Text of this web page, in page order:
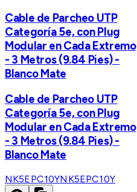
Cable de Parcheo UTP
Categoría 5e, con Plug
Modular en Cada Extremo
- 3 Metros (9.84 Pies) -
Blanco Mate
Cable de Parcheo UTP
Categoría 5e, con Plug
Modular en Cada Extremo
- 3 Metros (9.84 Pies) -
Blanco Mate
NK5EPC10YNK5EPC10Y